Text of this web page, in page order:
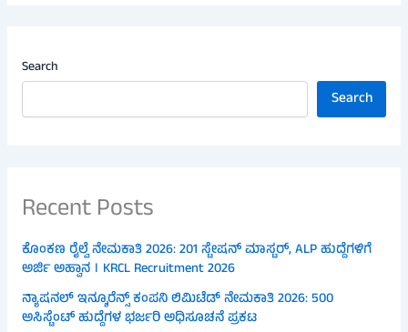
Search
Search
Recent Posts
ಕೊಂಕಣ ರೈಲ್ವೆ ನೇಮಕಾತಿ 2026: 201 ಸ್ಟೇಷನ್ ಮಾಸ್ಟರ್, ALP ಹುದ್ದೆಗಳಿಗೆ
ಅರ್ಜಿ ಅಹ್ವಾನ । KRCL Recruitment 2026
ನ್ಯಾಷನಲ್ ಇನ್ಶೂರೆನ್ಸ್ ಕಂಪನಿ ಲಿಮಿಟೆಡ್ ನೇಮಕಾತಿ 2026: 500
ಅಸಿಸ್ಟೆಂಟ್ ಹುದ್ದೆಗಳ ಭರ್ಜರಿ ಅಧಿಸೂಚನೆ ಪ್ರಕಟ